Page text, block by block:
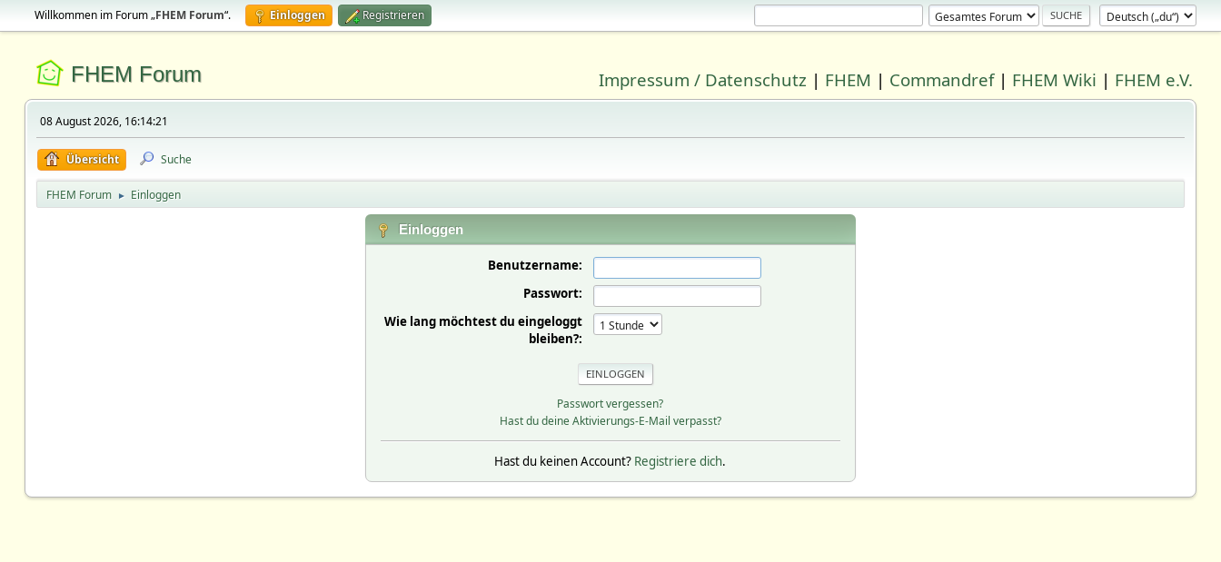
Willkommen im Forum „FHEM Forum“. Einloggen Registrieren
FHEM Forum Impressum / Datenschutz | FHEM | Commandref| FHEM Wiki | FHEM e.V.
08 August 2026, 16:14:21
Übersicht Suche
FHEM Forum ► Einloggen
Einloggen
Benutzername:
Passwort:
Wie lang möchtest du eingeloggt
bleiben?:
Passwort vergessen?
Hast du deine Aktivierungs-E-Mail verpasst?
Hast du keinen Account? Registriere dich.